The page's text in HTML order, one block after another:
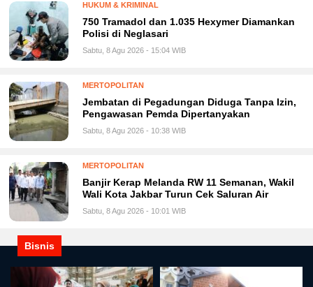
HUKUM & KRIMINAL
750 Tramadol dan 1.035 Hexymer Diamankan
Polisi di Neglasari
Sabtu, 8 Agu 2026 - 15:04 WIB
MERTOPOLITAN
Jembatan di Pegadungan Diduga Tanpa Izin,
Pengawasan Pemda Dipertanyakan
Sabtu, 8 Agu 2026 - 10:38 WIB
MERTOPOLITAN
Banjir Kerap Melanda RW 11 Semanan, Wakil
Wali Kota Jakbar Turun Cek Saluran Air
Sabtu, 8 Agu 2026 - 10:01 WIB
Bisnis